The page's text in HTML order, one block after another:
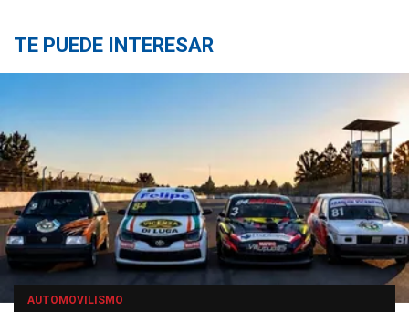
TE PUEDE INTERESAR
AUTOMOVILISMO